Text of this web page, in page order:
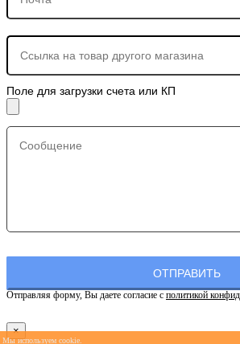
Поле для загрузки счета или КП
Отправляя форму, Вы даете согласие с политикой
×
Мы используем cookie.